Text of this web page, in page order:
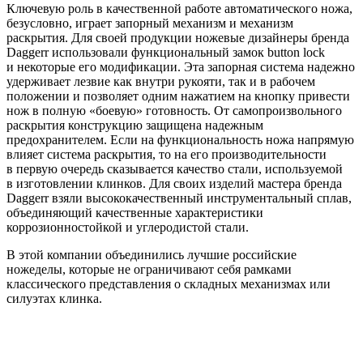
Ключевую роль в качественной работе автоматического ножа,
безусловно, играет запорный механизм и механизм
раскрытия. Для своей продукции ножевые дизайнеры бренда
Daggerr использовали функциональный замок button lock
и некоторые его модификации. Эта запорная система надежно
удерживает лезвие как внутри рукояти, так и в рабочем
положении и позволяет одним нажатием на кнопку привести
нож в полную «боевую» готовность. От самопроизвольного
раскрытия конструкцию защищена надежным
предохранителем. Если на функциональность ножа напрямую
влияет система раскрытия, то на его производительности
в первую очередь сказывается качество стали, используемой
в изготовлении клинков. Для своих изделий мастера бренда
Daggerr взяли высококачественный инструментальный сплав,
объединяющий качественные характеристики
коррозионностойкой и углеродистой стали.
В этой компании объединились лучшие российские
ножеделы, которые не ограничивают себя рамками
классического представления о складных механизмах или
силуэтах клинка.